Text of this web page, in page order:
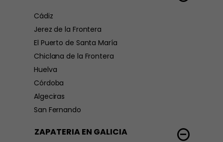
Cádiz
Jerez de la Frontera
El Puerto de Santa María
Chiclana de la Frontera
Huelva
Córdoba
Algeciras
San Fernando
ZAPATERIA EN GALICIA